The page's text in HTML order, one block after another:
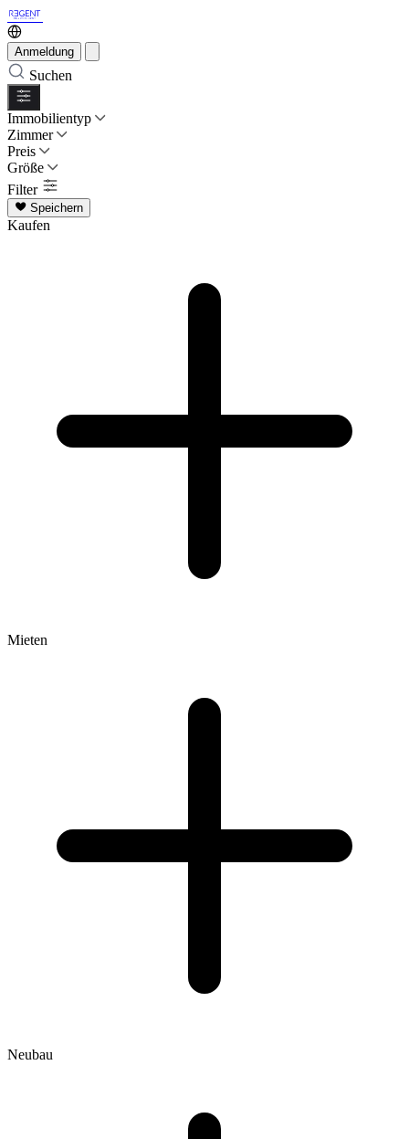
Anmeldung
Suchen
Immobilientyp
Zimmer
Preis
Größe
Filter
Speichern
Kaufen
Mieten
Neubau